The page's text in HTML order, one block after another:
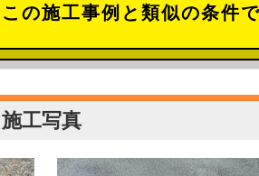
この施工事例と類似の条件
工写真